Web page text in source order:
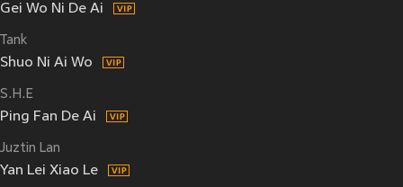
Gei Wo Ni De Ai
Tank
Shuo Ni Ai Wo
S.H.E
Ping Fan De Ai
Juztin Lan
Yan Lei Xiao Le